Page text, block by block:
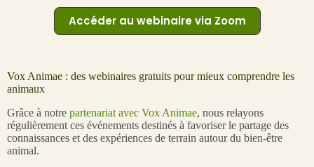
Accéder au webinaire via Zoom
Vox Animae : des webinaires gratuits pour mieux comprendre les
animaux
Grâce à notre partenariat avec Vox Animae, nous relayons
régulièrement ces événements destinés à favoriser le partage des
connaissances et des expériences de terrain autour du bien-être
animal.